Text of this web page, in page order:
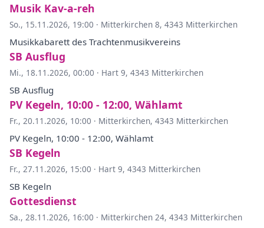
Musik Kav-a-reh
So., 15.11.2026, 19:00 · Mitterkirchen 8, 4343 Mitterkirchen
Musikkabarett des Trachtenmusikvereins
SB Ausflug
Mi., 18.11.2026, 00:00 · Hart 9, 4343 Mitterkirchen
SB Ausflug
PV Kegeln, 10:00 - 12:00, Wählamt
Fr., 20.11.2026, 10:00 · Mitterkirchen, 4343 Mitterkirchen
PV Kegeln, 10:00 - 12:00, Wählamt
SB Kegeln
Fr., 27.11.2026, 15:00 · Hart 9, 4343 Mitterkirchen
SB Kegeln
Gottesdienst
Sa., 28.11.2026, 16:00 · Mitterkirchen 24, 4343 Mitterkirchen